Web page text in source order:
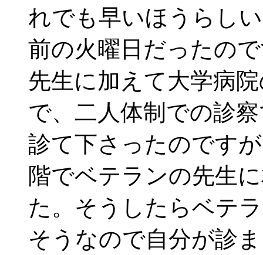
れでも早いほうらし
前の火曜日だったの
先生に加えて大学病
で、二人体制での診
診て下さったのです
階でベテランの先生
た。そうしたらベテ
そうなので自分が診